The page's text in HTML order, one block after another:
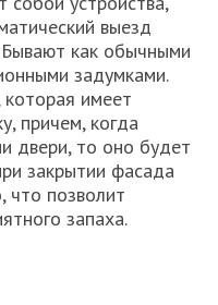
выезд
как обычными
задумками.
имеет
причем, когда
двери, то оно будет
закрытии фасада
что позволит
запаха.